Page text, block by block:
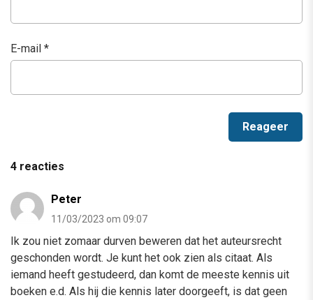
E-mail *
4 reacties
Peter
11/03/2023 om 09:07
Ik zou niet zomaar durven beweren dat het auteursrecht
geschonden wordt. Je kunt het ook zien als citaat. Als
iemand heeft gestudeerd, dan komt de meeste kennis uit
boeken e.d. Als hij die kennis later doorgeeft, is dat geen